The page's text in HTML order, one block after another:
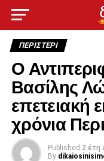
ΠΕΡΙΣΤΕΡΙ
Ο
Βασίλης
επετειακή
χρόνια
Published 2 έτη
By